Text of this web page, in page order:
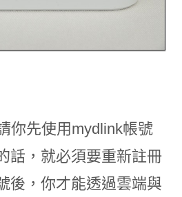
你先使用mydlink帳號
話，就必須要重新註冊
後，你才能透過雲端與